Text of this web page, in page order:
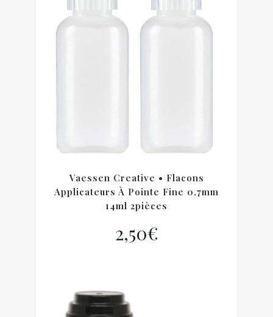
Vaessen Creative • Flacons
Applicateurs À Pointe Fine 0,7mm
14ml 2pièces
2,50€